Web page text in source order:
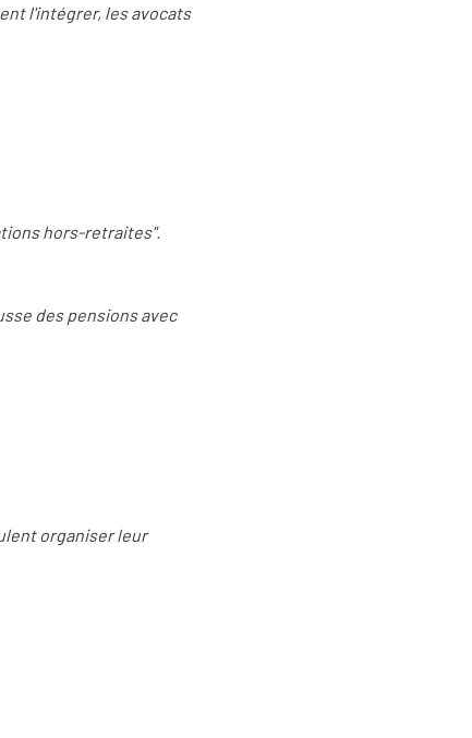
l'intégrer, les avocats
hors-retraites".
des pensions avec
organiser leur